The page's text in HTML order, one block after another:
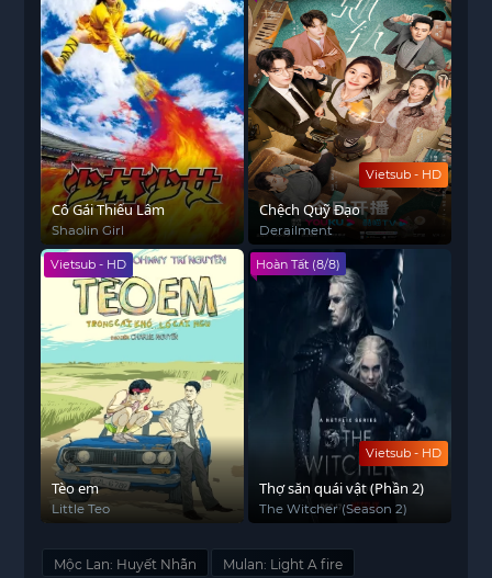
Cô Gái Thiếu Lâm
Shaolin Girl
Vietsub - HD
Chệch Quỹ Đạo
Derailment
Vietsub - HD
Tèo em
Little Teo
Vietsub - HD
Hoàn Tất (8/8)
Thợ săn quái vật (Phần 2)
The Witcher (Season 2)
Mộc Lan: Huyết Nhẫn Mulan: Light A fire